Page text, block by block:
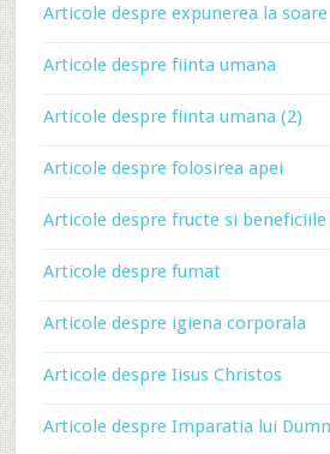
Articole despre expunerea la soare
Articole despre fiinta umana
Articole despre fiinta umana (2)
Articole despre folosirea apei
Articole despre fructe si
Articole despre fumat
Articole despre igiena corporala
Articole despre Iisus Christos
Articole despre Imparatia lui